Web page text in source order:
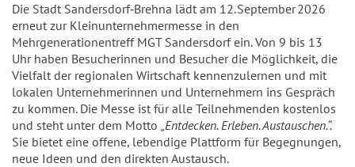
Die Stadt Sandersdorf‑Brehna lädt am 12. September 2026
erneut zur Kleinunternehmermesse in den
Mehrgenerationentreff MGT Sandersdorf ein. Von 9 bis 13
Uhr haben Besucherinnen und Besucher die Möglichkeit, die
Vielfalt der regionalen Wirtschaft kennenzulernen und mit
lokalen Unternehmerinnen und Unternehmern ins Gespräch
zu kommen. Die Messe ist für alle Teilnehmenden kostenlos
und steht unter dem Motto „Entdecken. Erleben. Austauschen.“.
Sie bietet eine offene, lebendige Plattform für Begegnungen,
neue Ideen und den direkten Austausch.